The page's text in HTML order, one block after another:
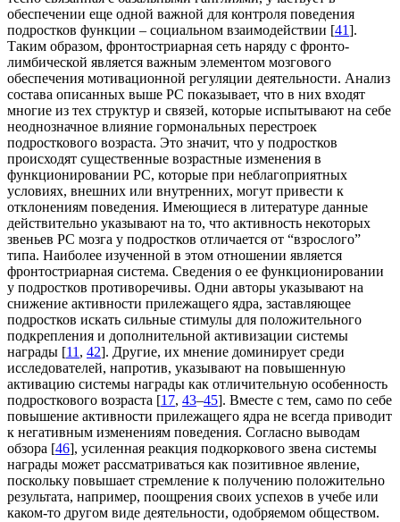
обеспечении еще одной важной для контроля поведения
подростков функции – социальном взаимодействии [41].
Таким образом, фронтостриарная сеть наряду с фронто-
лимбической является важным элементом мозгового
обеспечения мотивационной регуляции деятельности. Анализ
состава описанных выше РС показывает, что в них входят
многие из тех структур и связей, которые испытывают на себе
неоднозначное влияние гормональных перестроек
подросткового возраста. Это значит, что у подростков
происходят существенные возрастные изменения в
функционировании РС, которые при неблагоприятных
условиях, внешних или внутренних, могут привести к
отклонениям поведения. Имеющиеся в литературе данные
действительно указывают на то, что активность некоторых
звеньев РС мозга у подростков отличается от “взрослого”
типа. Наиболее изученной в этом отношении является
фронтостриарная система. Сведения о ее функционировании
у подростков противоречивы. Одни авторы указывают на
снижение активности прилежащего ядра, заставляющее
подростков искать сильные стимулы для положительного
подкрепления и дополнительной активизации системы
награды [11 , 42]. Другие, их мнение доминирует среди
исследователей, напротив, указывают на повышенную
активацию системы награды как отличительную особенность
подросткового возраста [17, 43–45]. Вместе с тем, само по себе
повышение активности прилежащего ядра не всегда приводит
к негативным изменениям поведения. Согласно выводам
обзора [46], усиленная реакция подкоркового звена системы
награды может рассматриваться как позитивное явление,
поскольку повышает стремление к получению положительно
результата, например, поощрения своих успехов в учебе или
каком-то другом виде деятельности, одобряемом обществом.